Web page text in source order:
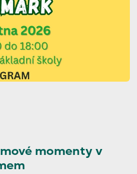
momenty v